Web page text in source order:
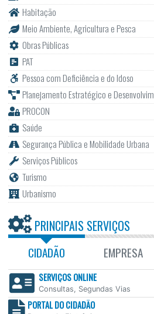
Habitação
Meio Ambiente, Agricultura e Pesca
Obras Públicas
PAT
Pessoa com Deficiência e do Idoso
Planejamento Estratégico e Desenvolvimento
PROCON
Saúde
Segurança Pública e Mobilidade Urbana
Serviços Públicos
Turismo
Urbanismo
PRINCIPAIS SERVIÇOS
CIDADÃO EMPRESA
SERVIÇOS ONLINE
Consultas, Segundas Vias
PORTAL DO CIDADÃO